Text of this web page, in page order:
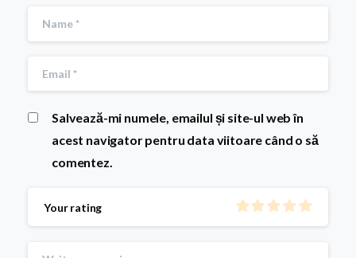
Salvează-mi numele, emailul și site-ul web în
acest navigator pentru data viitoare când o să
comentez.
Your rating